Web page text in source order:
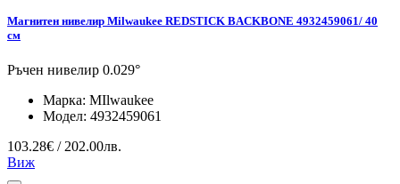
Магнитен нивелир Milwaukee REDSTICK BACKBONE 4932459061/ 40
см
Ръчен нивелир 0.029°
Марка: MIlwaukee
Модел: 4932459061
103.28€ / 202.00лв.
Виж